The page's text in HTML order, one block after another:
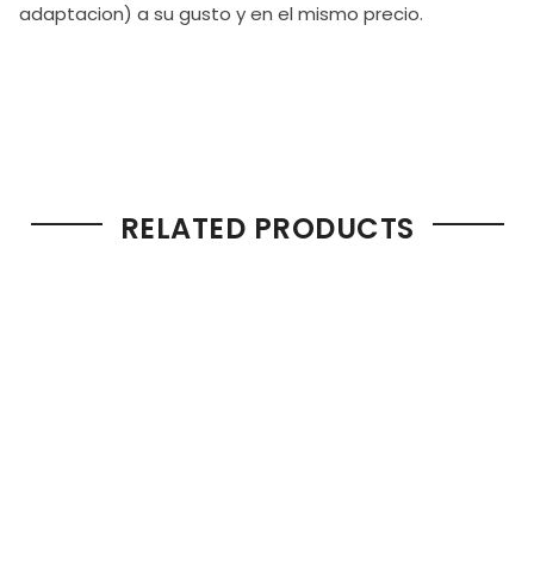
adaptacion) a su gusto y en el mismo precio.
RELATED PRODUCTS